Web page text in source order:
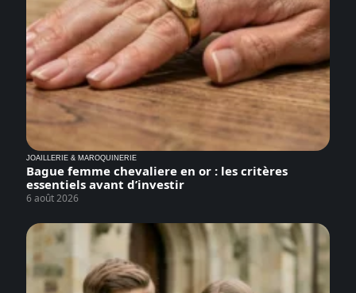
JOAILLERIE & MAROQUINERIE
Bague femme chevaliere en or : les critères
essentiels avant d’investir
6 août 2026